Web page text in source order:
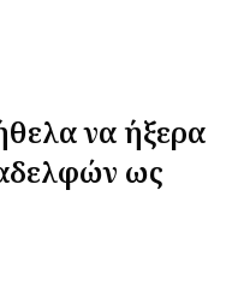
να ήξερα
αδελφών ως